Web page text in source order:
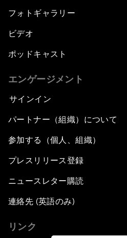
フォトギャラリー
ビデオ
ポッドキャスト
エンゲージメント
サインイン
パートナー（組織）について
参加する（個人、組織）
プレスリリース登録
ニュースレター購読
連絡先 (英語のみ)
リンク